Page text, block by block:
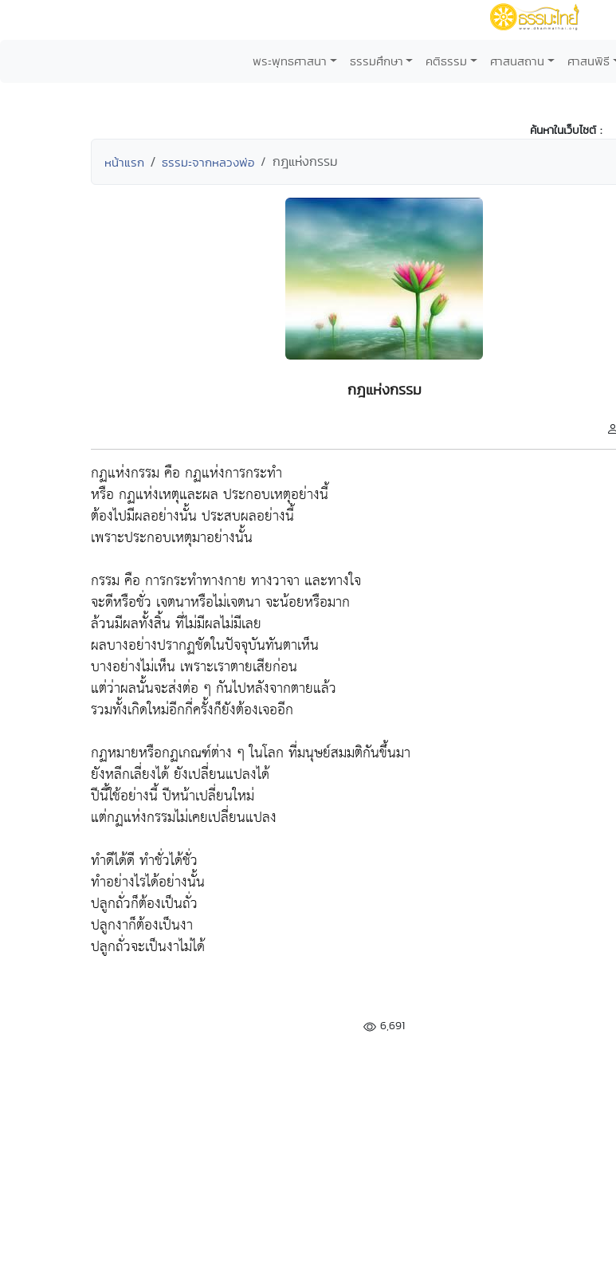
พระพุทธศาสนา ธรรมศึกษา คติธรรม ศาสนสถาน ศาสนพิธี
ค้นหาในเว็บไซต์ :
หน้าแรก ธรรมะจากหลวงพ่อ กฎแห่งกรรม
กฎแห่งกรรม
กฏแห่งกรรม คือ กฏแห่งการกระทำ
หรือ กฏแห่งเหตุและผล ประกอบเหตุอย่างนี้
ต้องไปมีผลอย่างนั้น ประสบผลอย่างนี้
เพราะประกอบเหตุมาอย่างนั้น
กรรม คือ การกระทำทางกาย ทางวาจา และทางใจ
จะดีหรือชั่ว เจตนาหรือไม่เจตนา จะน้อยหรือมาก
ล้วนมีผลทั้งสิ้น ที่ไม่มีผลไม่มีเลย
ผลบางอย่างปรากฏชัดในปัจจุบันทันตาเห็น
บางอย่างไม่เห็น เพราะเราตายเสียก่อน
แต่ว่าผลนั้นจะส่งต่อ ๆ กันไปหลังจากตายแล้ว
รวมทั้งเกิดใหม่อีกกี่ครั้งก็ยังต้องเจออีก
กฏหมายหรือกฏเกณฑ์ต่าง ๆ ในโลก ที่มนุษย์สมมติกันขึ้นมา
ยังหลีกเลี่ยงได้ ยังเปลี่ยนแปลงได้
ปีนี้ใช้อย่างนี้ ปีหน้าเปลี่ยนใหม่
แต่กฏแห่งกรรมไม่เคยเปลี่ยนแปลง
ทำดีได้ดี ทำชั่วได้ชั่ว
ทำอย่างไรได้อย่างนั้น
ปลูกถั่วก็ต้องเป็นถั่ว
ปลูกงาก็ต้องเป็นงา
ปลูกถั่วจะเป็นงาไม่ได้
6,691